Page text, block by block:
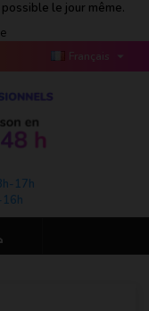
le jour même.
Français 
17h